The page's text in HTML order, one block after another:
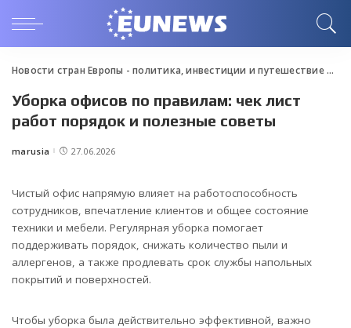
Новости стран Европы - политика, инвестиции и путешествие>
Уборка офисов по правилам: чек лист
работ порядок и полезные советы
Posted
marusia 27.06.2026
Чистый офис напрямую влияет на работоспособность
сотрудников, впечатление клиентов и общее состояние
техники и мебели. Регулярная уборка помогает
поддерживать порядок, снижать количество пыли и
аллергенов, а также продлевать срок службы напольных
покрытий и поверхностей.
Чтобы уборка была действительно эффективной, важно